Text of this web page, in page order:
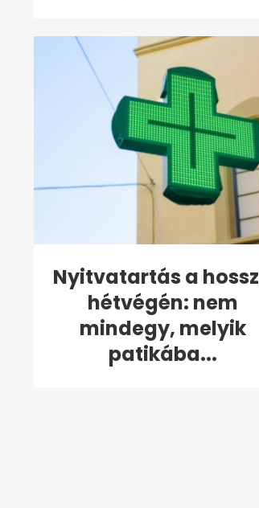
Nyitvatartás a
hétvégén: nem
mindegy, melyik
patikába...